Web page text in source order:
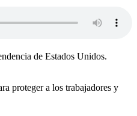
de Estados Unidos.
proteger a los trabajadores y